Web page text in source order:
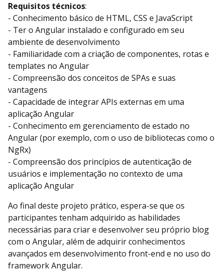
Requisitos técnicos:
- Conhecimento básico de HTML, CSS e JavaScript
- Ter o Angular instalado e configurado em seu
ambiente de desenvolvimento
- Familiaridade com a criação de componentes, rotas e
templates no Angular
- Compreensão dos conceitos de SPAs e suas
vantagens
- Capacidade de integrar APIs externas em uma
aplicação Angular
- Conhecimento em gerenciamento de estado no
Angular (por exemplo, com o uso de bibliotecas como o
NgRx)
- Compreensão dos princípios de autenticação de
usuários e implementação no contexto de uma
aplicação Angular
Ao final deste projeto prático, espera-se que os
participantes tenham adquirido as habilidades
necessárias para criar e desenvolver seu próprio blog
com o Angular, além de adquirir conhecimentos
avançados em desenvolvimento front-end e no uso do
framework Angular.